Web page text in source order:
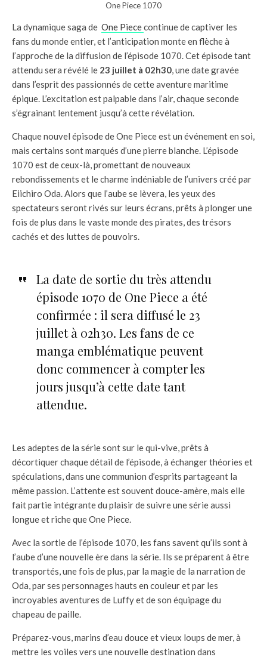
One Piece 1070
La dynamique saga de One Piececontinue de captiver les
fans du monde entier, et l’anticipation monte en flèche à
l’approche de la diffusion de l’épisode 1070. Cet épisode tant
attendu sera révélé le 23 juillet à 02h30, une date gravée
dans l’esprit des passionnés de cette aventure maritime
épique. L’excitation est palpable dans l’air, chaque seconde
s’égrainant lentement jusqu’à cette révélation.
Chaque nouvel épisode de One Piece est un événement en soi,
mais certains sont marqués d’une pierre blanche. L’épisode
1070 est de ceux-là, promettant de nouveaux
rebondissements et le charme indéniable de l’univers créé par
Eiichiro Oda. Alors que l’aube se lèvera, les yeux des
spectateurs seront rivés sur leurs écrans, prêts à plonger une
fois de plus dans le vaste monde des pirates, des trésors
cachés et des luttes de pouvoirs.
La date de sortie du très attendu
épisode 1070 de One Piece a été
confirmée : il sera diffusé le 23
juillet à 02h30. Les fans de ce
manga emblématique peuvent
donc commencer à compter les
jours jusqu’à cette date tant
attendue.
Les adeptes de la série sont sur le qui-vive, prêts à
décortiquer chaque détail de l’épisode, à échanger théories et
spéculations, dans une communion d’esprits partageant la
même passion. L’attente est souvent douce-amère, mais elle
fait partie intégrante du plaisir de suivre une série aussi
longue et riche que One Piece.
Avec la sortie de l’épisode 1070, les fans savent qu’ils sont à
l’aube d’une nouvelle ère dans la série. Ils se préparent à être
transportés, une fois de plus, par la magie de la narration de
Oda, par ses personnages hauts en couleur et par les
incroyables aventures de Luffy et de son équipage du
chapeau de paille.
Préparez-vous, marins d’eau douce et vieux loups de mer, à
mettre les voiles vers une nouvelle destination dans